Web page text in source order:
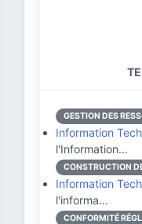
GESTION DES
Information
l'Information…
CONSTRUCTION
Information
l'informa…
CONFORMITÉ